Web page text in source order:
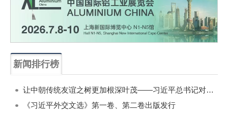
新闻排行榜
让中朝传统友谊之树更加根深叶茂——习近平总书记对朝鲜进行国事访问纪实
《习近平外交文选》第一卷、第二卷出版发行